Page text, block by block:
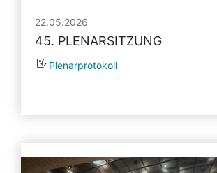
22.05.2026
45. PLENARSITZUNG
Plenarprotokoll